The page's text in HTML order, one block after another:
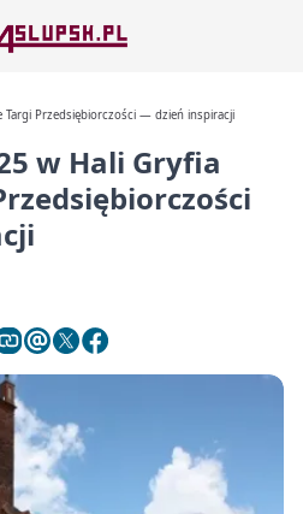
Targi Przedsiębiorczości — dzień inspiracji
w Hali Gryfia